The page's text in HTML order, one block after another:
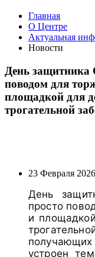
Главная
О Центре
Актуальная
Новости
День защитника
поводом для
площадкой для
трогательной
23 Февраля 2026
День
просто
и
устроен